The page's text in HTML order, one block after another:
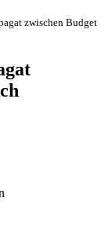
zwischen Budget